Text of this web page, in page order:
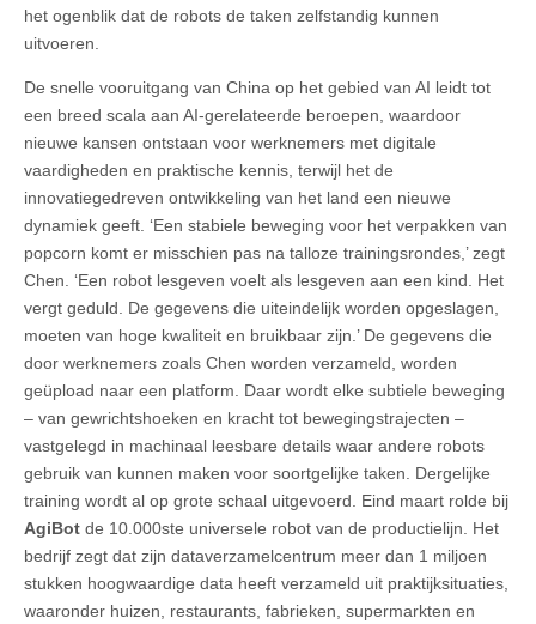
het ogenblik dat de robots de taken zelfstandig kunnen
uitvoeren.
De snelle vooruitgang van China op het gebied van AI leidt tot
een breed scala aan AI-gerelateerde beroepen, waardoor
nieuwe kansen ontstaan voor werknemers met digitale
vaardigheden en praktische kennis, terwijl het de
innovatiegedreven ontwikkeling van het land een nieuwe
dynamiek geeft. ‘Een stabiele beweging voor het verpakken van
popcorn komt er misschien pas na talloze trainingsrondes,’ zegt
Chen. ‘Een robot lesgeven voelt als lesgeven aan een kind. Het
vergt geduld. De gegevens die uiteindelijk worden opgeslagen,
moeten van hoge kwaliteit en bruikbaar zijn.’ De gegevens die
door werknemers zoals Chen worden verzameld, worden
geüpload naar een platform. Daar wordt elke subtiele beweging
– van gewrichtshoeken en kracht tot bewegingstrajecten –
vastgelegd in machinaal leesbare details waar andere robots
gebruik van kunnen maken voor soortgelijke taken. Dergelijke
training wordt al op grote schaal uitgevoerd. Eind maart rolde bij
AgiBot de 10.000ste universele robot van de productielijn. Het
bedrijf zegt dat zijn dataverzamelcentrum meer dan 1 miljoen
stukken hoogwaardige data heeft verzameld uit praktijksituaties,
waaronder huizen, restaurants, fabrieken, supermarkten en